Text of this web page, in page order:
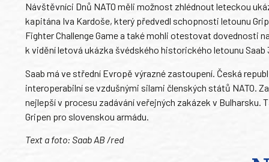
Návštěvníci Dnů NATO měli možnost zhlédnout leteckou
kapitána Iva Kardoše, který předvedl schopnosti letounu
Fighter Challenge Game a také mohli otestovat dovednosti
k vidění letová ukázka švédského historického letounu Saab
Saab má ve střední Evropě výrazné zastoupení. Česká
interoperabilní se vzdušnými silami členských států NATO.
nejlepší v procesu zadávání veřejných zakázek v
Gripen pro slovenskou armádu.
Text a foto: Saab AB /red